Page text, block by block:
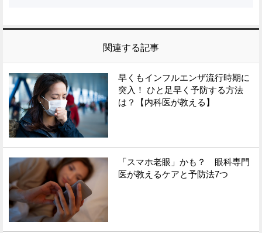
関連する記事
早くもインフルエンザ流行時期に
突入！ ひと足早く予防する方法
は？【内科医が教える】
「スマホ老眼」かも？ 眼科専門
医が教えるケアと予防法7つ